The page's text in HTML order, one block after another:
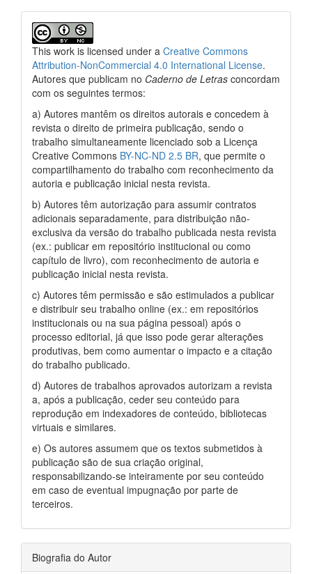
This work is licensed under a Creative Commons
Attribution-NonCommercial 4.0 International License.
Autores que publicam no Caderno de Letras concordam
com os seguintes termos:
a) Autores mantêm os direitos autorais e concedem à
revista o direito de primeira publicação, sendo o
trabalho simultaneamente licenciado sob a Licença
Creative Commons BY-NC-ND 2.5 BR, que permite o
compartilhamento do trabalho com reconhecimento da
autoria e publicação inicial nesta revista.
b) Autores têm autorização para assumir contratos
adicionais separadamente, para distribuição não-
exclusiva da versão do trabalho publicada nesta revista
(ex.: publicar em repositório institucional ou como
capítulo de livro), com reconhecimento de autoria e
publicação inicial nesta revista.
c) Autores têm permissão e são estimulados a publicar
e distribuir seu trabalho online (ex.: em repositórios
institucionais ou na sua página pessoal) após o
processo editorial, já que isso pode gerar alterações
produtivas, bem como aumentar o impacto e a citação
do trabalho publicado.
d) Autores de trabalhos aprovados autorizam a revista
a, após a publicação, ceder seu conteúdo para
reprodução em indexadores de conteúdo, bibliotecas
virtuais e similares.
e) Os autores assumem que os textos submetidos à
publicação são de sua criação original,
responsabilizando-se inteiramente por seu conteúdo
em caso de eventual impugnação por parte de
terceiros.
Biografia do Autor